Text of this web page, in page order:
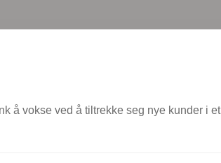
å vokse ved å tiltrekke seg nye kunder i et